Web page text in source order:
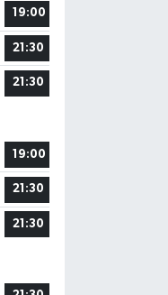
19:00
21:30
21:30
19:00
21:30
21:30